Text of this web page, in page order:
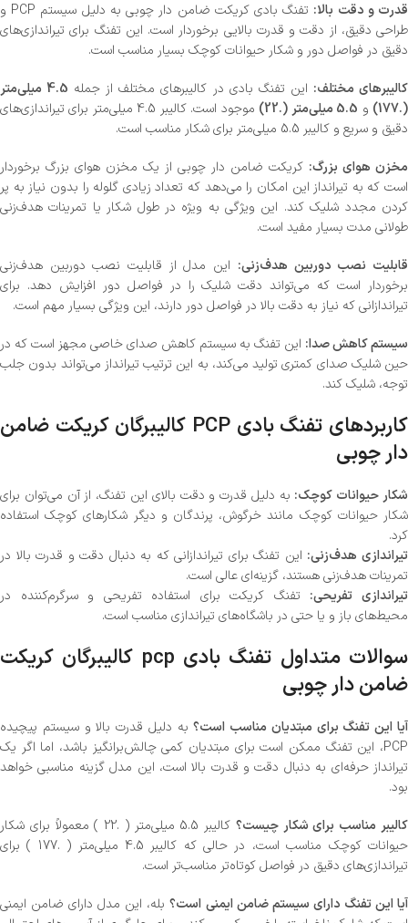
قدرت و دقت بالا:
تفنگ بادی کریکت ضامن دار چوبی به دلیل سیستم PCP و
طراحی دقیق، از دقت و قدرت بالایی برخوردار است. این تفنگ برای تیراندازی‌های
دقیق در فواصل دور و شکار حیوانات کوچک بسیار مناسب است.
کالیبرهای مختلف: این تفنگ بادی در کالیبرهای مختلف از جمله
4.5 میلی‌متر
(.177)
و 5.5 میلی‌متر (.22)
موجود است. کالیبر 4.5 میلی‌متر برای تیراندازی‌های
دقیق و سریع و کالیبر 5.5 میلی‌متر برای شکار مناسب است.
مخزن هوای بزرگ: کریکت ضامن دار چوبی از یک مخزن هوای بزرگ برخوردار
است که به تیرانداز این امکان را می‌دهد که تعداد زیادی گلوله را بدون نیاز به پر
کردن مجدد شلیک کند. این ویژگی به ویژه در طول شکار یا تمرینات هدف‌زنی
طولانی مدت بسیار مفید است.
قابلیت نصب دوربین هدف‌زنی: این مدل از قابلیت نصب دوربین هدف‌زنی
برخوردار است که می‌تواند دقت شلیک را در فواصل دور افزایش دهد. برای
تیراندازانی که نیاز به دقت بالا در فواصل دور دارند، این ویژگی بسیار مهم است.
سیستم کاهش صدا: این تفنگ به سیستم کاهش صدای خاصی مجهز است که در
حین شلیک صدای کمتری تولید می‌کند، به این ترتیب تیرانداز می‌تواند بدون جلب
توجه، شلیک کند.
کاربردهای تفنگ بادی PCP کالیبرگان کریکت ضامن
دار چوبی
شکار حیوانات کوچک: به دلیل قدرت و دقت بالای این تفنگ، از آن می‌توان برای
شکار حیوانات کوچک مانند خرگوش، پرندگان و دیگر شکارهای کوچک استفاده
کرد.
تیراندازی هدف‌زنی: این تفنگ برای تیراندازانی که به دنبال دقت و قدرت بالا در
تمرینات هدف‌زنی هستند، گزینه‌ای عالی است.
تیراندازی تفریحی: تفنگ کریکت برای استفاده تفریحی و سرگرم‌کننده در
محیط‌های باز و یا حتی در باشگاه‌های تیراندازی مناسب است.
سوالات متداول تفنگ بادی pcp کالیبرگان کریکت
ضامن دار چوبی
آیا این تفنگ برای مبتدیان مناسب است؟به دلیل قدرت بالا و سیستم پیچیده
PCP، این تفنگ ممکن است برای مبتدیان کمی چالش‌برانگیز باشد، اما اگر یک
تیرانداز حرفه‌ای به دنبال دقت و قدرت بالا است، این مدل گزینه مناسبی خواهد
بود.
کالیبر مناسب برای شکار چیست؟
کالیبر 5.5 میلی‌متر ( .22 ) معمولاً برای شکار
حیوانات کوچک مناسب است، در حالی که کالیبر 4.5 میلی‌متر ( .177 ) برای
تیراندازی‌های دقیق در فواصل کوتاه‌تر مناسب‌تر است.
آیا این تفنگ دارای سیستم ضامن ایمنی است؟بله، این مدل دارای ضامن ایمنی